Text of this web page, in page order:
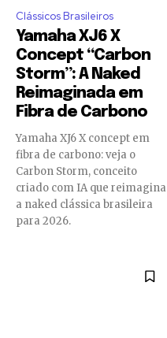
Clássicos Brasileiros
Yamaha XJ6 X
Concept “Carbon
Storm”: A Naked
Reimaginada em
Fibra de Carbono
Yamaha XJ6 X concept em
fibra de carbono: veja o
Carbon Storm, conceito
criado com IA que reimagina
a naked clássica brasileira
para 2026.